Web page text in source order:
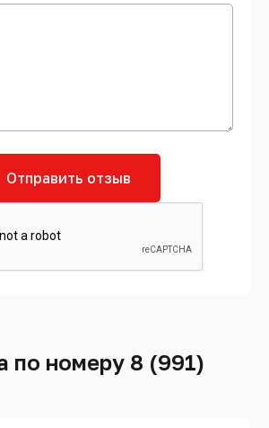
Отправить отзыв
по номеру 8 (991)